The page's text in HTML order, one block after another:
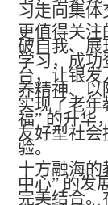
习走向集
更值得关注
破自我、展
学习，成功
台，让银
养精神、以
实现了老年
福” 的升华
友好型社会
验。
十方融海的
中心” 的发
完美结合